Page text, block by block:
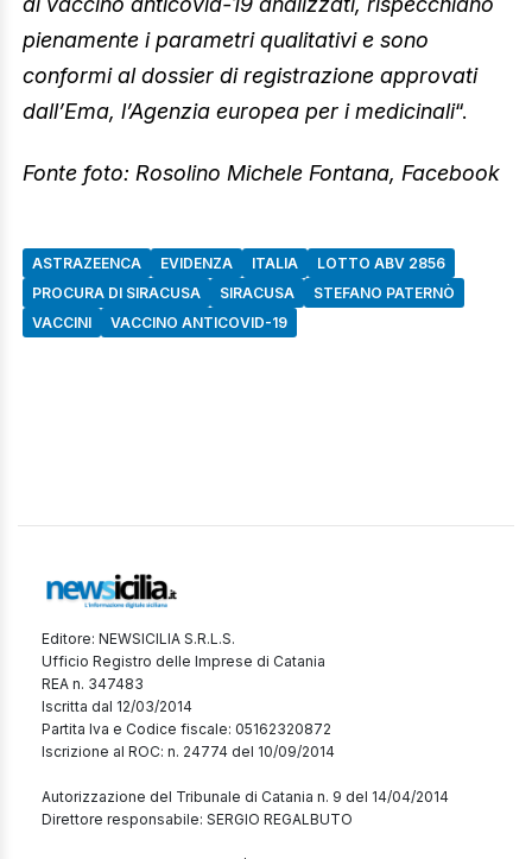
pienamente i parametri qualitativi e sono
conformi al dossier di registrazione approvati
dall’Ema, l’Agenzia europea per i medicinali“.
Fonte foto: Rosolino Michele Fontana, Facebook
ASTRAZEENCA EVIDENZA ITALIA
LOTTO ABV 2856
PROCURA DI SIRACUSA
SIRACUSA
STEFANO PATERNÒ
VACCINI
VACCINO ANTICOVID-19
Editore: NEWSICILIA S.R.L.S.
Ufficio Registro delle Imprese di Catania
REA n. 347483
Iscritta dal 12/03/2014
Partita Iva e Codice fiscale: 05162320872
Iscrizione al ROC: n. 24774 del 10/09/2014
Autorizzazione del Tribunale di Catania n. 9 del 14/04/2014
Direttore responsabile: SERGIO REGALBUTO